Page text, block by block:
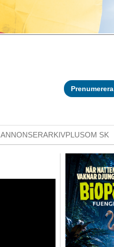
Prenumerera
ARKIVPLUSOM SK